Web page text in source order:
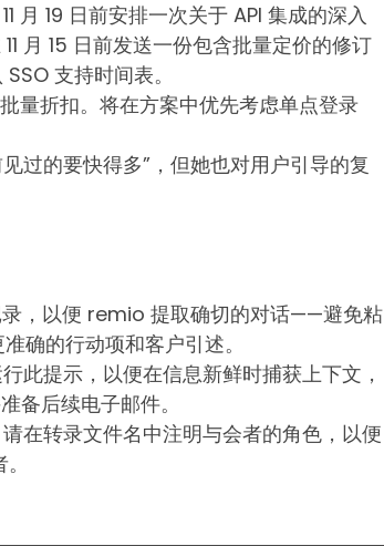
月 19 日前安排一次关于 API 集成的深入
月 15 日前发送一份包含批量定价的修订
支持时间表。
量折扣。将在方案中优先考虑单点登录
过的要快得多”，但她也对用户引导的复
，以便 remio 提取确切的对话——避免粘
确的行动项和客户引述。
此提示，以便在信息新鲜时捕获上下文，
备后续电子邮件。
在转录文件名中注明与会者的角色，以便